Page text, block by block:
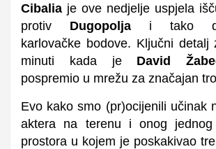
Cibalia je ove nedjelje uspjela
protiv Dugopolja i tako
karlovačke bodove. Ključni
minuti kada je David
pospremio u mrežu za značajan
Evo kako smo (pr)ocijenili učinak
aktera na terenu i onog
prostora u kojem je poskakivao